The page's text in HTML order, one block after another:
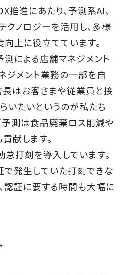
推進にあたり、予測系AI、
クノロジーを活用し、多様
上に役立てています。
による店舗マネジメント
ジメント業務の一部を自
長はお客さまや従業員と接
いたいというのが私たち
予測は食品廃棄ロス削減や
献します。
怠打刻を導入しています。
発生していた打刻できな
認証に要する時間も大幅に